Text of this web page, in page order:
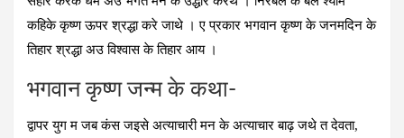
कहिके कृष्‍ण ऊपर श्रद्धा करे जाथे । ए प्रकार भगवान कृष्‍ण के जनमदिन के
तिहार श्रद्धा अउ विश्‍वास के तिहार आय ।
भगवान कृष्‍ण जन्‍म के कथा-
द्वापर युग म जब कंस जइसे अत्‍याचारी मन के अत्‍याचार बाढ़ जथे त देवता,